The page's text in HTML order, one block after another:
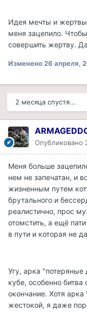
Идея мечты и
меня зацепило.
совершить жертву.
Изменено 26 апреля,
2 месяца спустя...
Опубликовано
Меня больше
нем не запечатан, и
жизненным путем
брутального и
реалистично, прос
отомстить, а ещё
в пути и которая не
Угу, арка "потеряные
кубе, особенно
окончание. Хотя
жестокой, я даже